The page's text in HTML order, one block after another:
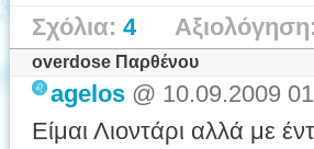
Σχόλια: 4Αξιολόγηση:
overdose Παρθένου
agelos @ 10.09.2009
Είμαι Λιοντάρι αλλά με